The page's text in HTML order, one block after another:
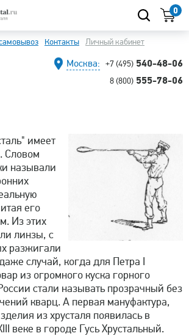
0
Контакты Личный кабинет
Москва: +7 (495) 540-48-06
8 (800) 555-78-06
имеет
Словом
называли
его
Из этих
линзы, с
разжигали
случай, когда для Петра I
из огромного куска горного
стали называть прозрачный без
кварц. А первая мануфактура,
из хрусталя появилась в
веке в городе Гусь Хрустальный.